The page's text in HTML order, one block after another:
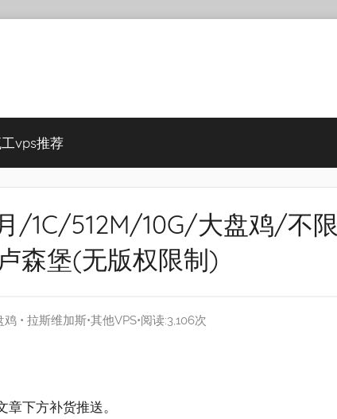
vps推荐
1C/512M/10G/大盘鸡/不限
森堡(无版权限制)
鸡 • 拉斯维加斯•其他VPS•阅读:3,106次
下方补货推送。